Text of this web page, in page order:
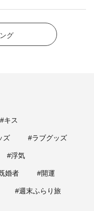
グ
#キス
ズ #ラブグッズ
#浮気
婚者 #開運
#週末ふらり旅